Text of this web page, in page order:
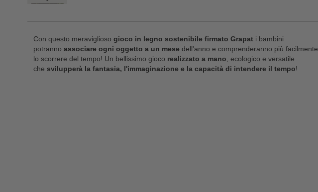
Con questo meraviglioso gioco in legno sostenibile firmato Grapat i bambini
potranno associare ogni oggetto a un mese dell'anno e comprenderanno più facilmente
lo scorrere del tempo! Un bellissimo gioco realizzato a mano , ecologico e versatile
che svilupperà la fantasia, l'immaginazione e la capacità di intendere il tempo!